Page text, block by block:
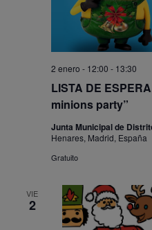
LISTA DE
minions party”
2 enero - 12:00 - 13:30
Junta Municipal de
Henares, Madrid, España
Gratuito
VIE
2